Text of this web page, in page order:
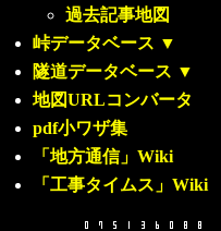
過去記事地図
峠データベース ▼
隧道データベース ▼
地図URLコンバータ
pdf小ワザ集
「地方通信」Wiki
「工事タイムス」Wiki